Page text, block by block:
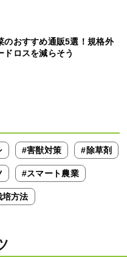
のおすすめ通販5選！規格外
ドロスを減らそう
#害獣対策 #除草剤
#スマート農業
培方法